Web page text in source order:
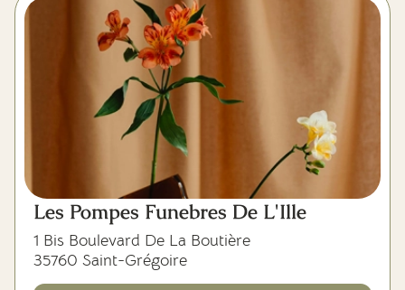
Les Pompes Funebres De L'Ille
1 Bis Boulevard De La Boutière
35760 Saint-Grégoire